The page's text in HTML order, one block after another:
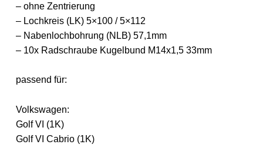
– ohne Zentrierung
– Lochkreis (LK) 5×100 / 5×112
– Nabenlochbohrung (NLB) 57,1mm
– 10x Radschraube Kugelbund M14x1,5 33mm
passend für:
Volkswagen:
Golf VI (1K)
Golf VI Cabrio (1K)